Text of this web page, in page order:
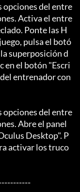
opciones del entre
Activa el entre
Ponte las H
pulsa el botó
superposición d
en el botón "Escri
entrenador con
opciones del entre
Abre el panel
Desktop". P
activar los truco